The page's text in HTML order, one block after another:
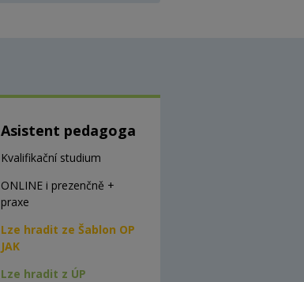
Asistent pedagoga
Kvalifikační studium
ONLINE i prezenčně +
praxe
Lze hradit ze Šablon OP
JAK
Lze hradit z ÚP